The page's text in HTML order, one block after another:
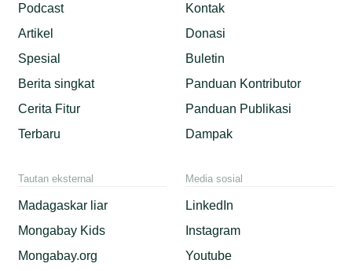
Podcast
Artikel
Spesial
Berita singkat
Cerita Fitur
Terbaru
Kontak
Donasi
Buletin
Panduan Kontributor
Panduan Publikasi
Dampak
Tautan eksternal
Madagaskar liar
Mongabay Kids
Mongabay.org
Media sosial
LinkedIn
Instagram
Youtube